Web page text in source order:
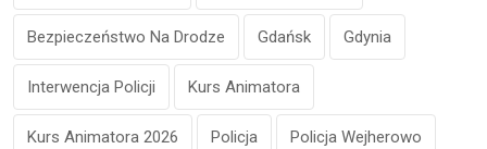
Bezpieczeństwo Na Drodze Gdańsk Gdynia
Interwencja Policji Kurs Animatora
Kurs Animatora 2026 Policja Policja Wejherowo